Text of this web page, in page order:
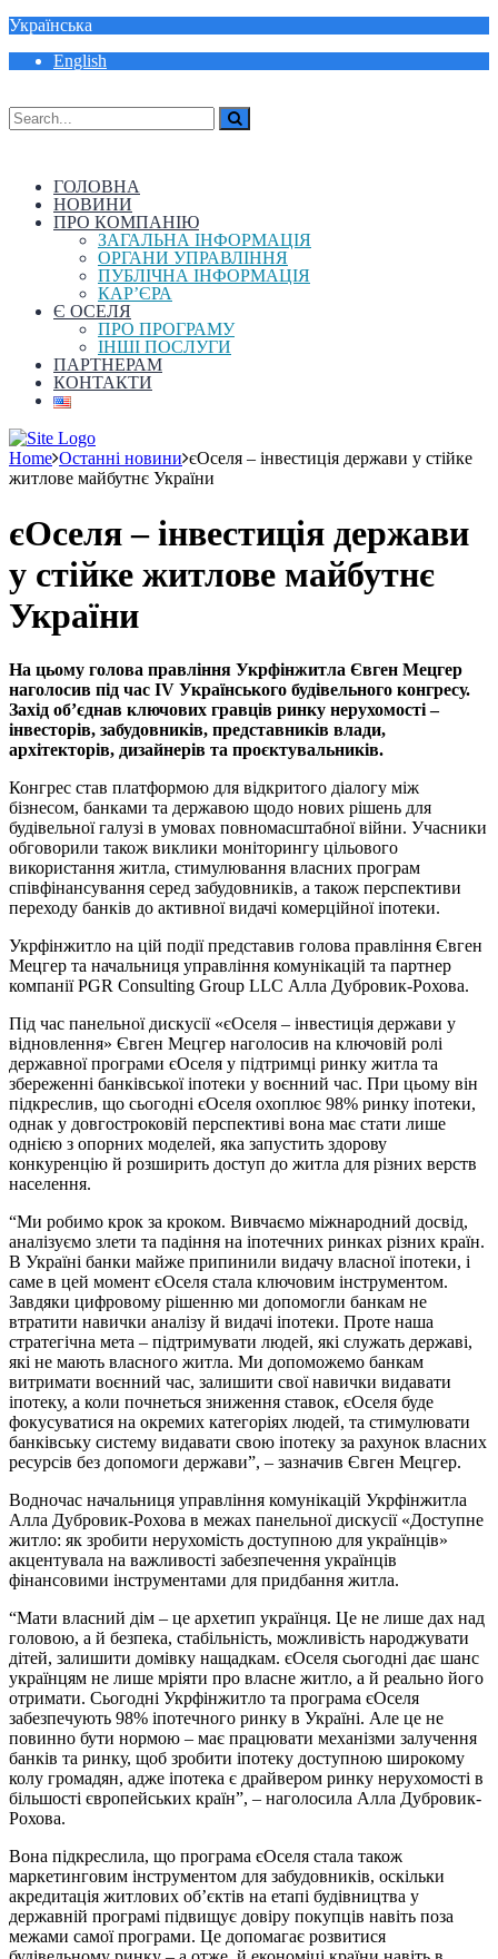
Українська
English
ГОЛОВНА
НОВИНИ
ПРО КОМПАНІЮ
ЗАГАЛЬНА ІНФОРМАЦІЯ
ОРГАНИ УПРАВЛІННЯ
ПУБЛІЧНА ІНФОРМАЦІЯ
КАР’ЄРА
Є ОСЕЛЯ
ПРО ПРОГРАМУ
ІНШІ ПОСЛУГИ
ПАРТНЕРАМ
КОНТАКТИ
Home Останні новини єОселя – інвестиція держави у стійке
житлове майбутнє України
єОселя – інвестиція держави
у стійке житлове майбутнє
України
На цьому голова правління Укрфінжитла Євген Мецгер
наголосив під час ІV Українського будівельного конгресу.
Захід об’єднав ключових гравців ринку нерухомості –
інвесторів, забудовників, представників влади,
архітекторів, дизайнерів та проєктувальників.
Конгрес став платформою для відкритого діалогу між
бізнесом, банками та державою щодо нових рішень для
будівельної галузі в умовах повномасштабної війни. Учасники
обговорили також виклики моніторингу цільового
використання житла, стимулювання власних програм
співфінансування серед забудовників, а також перспективи
переходу банків до активної видачі комерційної іпотеки.
Укрфінжитло на цій події представив голова правління Євген
Мецгер та начальниця управління комунікацій та партнер
компанії PGR Consulting Group LLC Алла Дубровик-Рохова.
Під час панельної дискусії «єОселя – інвестиція держави у
відновлення» Євген Мецгер наголосив на ключовій ролі
державної програми єОселя у підтримці ринку житла та
збереженні банківської іпотеки у воєнний час. При цьому він
підкреслив, що сьогодні єОселя охоплює 98% ринку іпотеки,
однак у довгостроковій перспективі вона має стати лише
однією з опорних моделей, яка запустить здорову
конкуренцію й розширить доступ до житла для різних верств
населення.
“Ми робимо крок за кроком. Вивчаємо міжнародний досвід,
аналізуємо злети та падіння на іпотечних ринках різних країн.
В Україні банки майже припинили видачу власної іпотеки, і
саме в цей момент єОселя стала ключовим інструментом.
Завдяки цифровому рішенню ми допомогли банкам не
втратити навички аналізу й видачі іпотеки. Проте наша
стратегічна мета – підтримувати людей, які служать державі,
які не мають власного житла. Ми допоможемо банкам
витримати воєнний час, залишити свої навички видавати
іпотеку, а коли почнеться зниження ставок, єОселя буде
фокусуватися на окремих категоріях людей, та стимулювати
банківську систему видавати свою іпотеку за рахунок власних
ресурсів без допомоги держави”, – зазначив Євген Мецгер.
Водночас начальниця управління комунікацій Укрфінжитла
Алла Дубровик-Рохова в межах панельної дискусії «Доступне
житло: як зробити нерухомість доступною для українців»
акцентувала на важливості забезпечення українців
фінансовими інструментами для придбання житла.
“Мати власний дім – це архетип українця. Це не лише дах над
головою, а й безпека, стабільність, можливість народжувати
дітей, залишити домівку нащадкам. єОселя сьогодні дає шанс
українцям не лише мріяти про власне житло, а й реально його
отримати. Сьогодні Укрфінжитло та програма єОселя
забезпечують 98% іпотечного ринку в Україні. Але це не
повинно бути нормою – має працювати механізми залучення
банків та ринку, щоб зробити іпотеку доступною широкому
колу громадян, адже іпотека є драйвером ринку нерухомості в
більшості європейських країн”, – наголосила Алла Дубровик-
Рохова.
Вона підкреслила, що програма єОселя стала також
маркетинговим інструментом для забудовників, оскільки
акредитація житлових об’єктів на етапі будівництва у
державній програмі підвищує довіру покупців навіть поза
межами самої програми. Це допомагає розвитися